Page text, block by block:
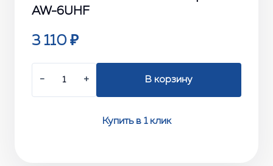
AW-6UHF
3 110 ₽
− + В корзину
Купить в 1 клик